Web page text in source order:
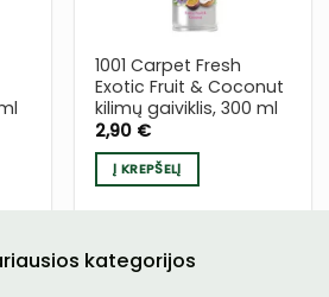
1001 Carpet Fresh
Exotic Fruit & Coconut
kilimų gaiviklis, 300 ml
2,90 €
Į KREPŠELĮ
kategorijos